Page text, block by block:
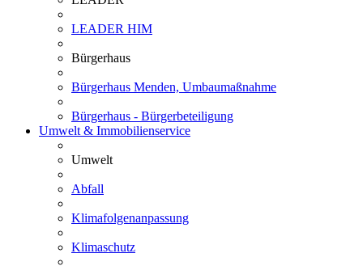
LEADER HIM
Bürgerhaus
Bürgerhaus Menden, Umbaumaßnahme
Bürgerhaus - Bürgerbeteiligung
Umwelt & Immobilienservice
Umwelt
Abfall
Klimafolgenanpassung
Klimaschutz